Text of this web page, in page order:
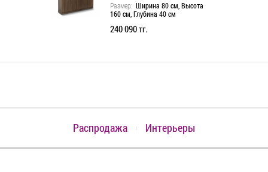
Размер: Ширина 80 см, Высота
160 см, Глубина 40 см
240 090 тг.
Распродажа Интерьеры